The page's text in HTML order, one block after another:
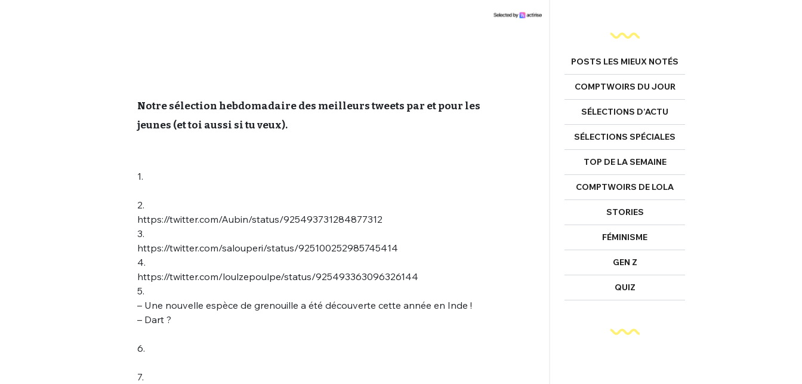
Notre sélection hebdomadaire des meilleurs tweets par et pour les
jeunes (et toi aussi si tu veux).
1.
2.
https://twitter.com/Aubin/status/925493731284877312
3.
https://twitter.com/salouperi/status/925100252985745414
4.
https://twitter.com/loulzepoulpe/status/925493363096326144
5.
– Une nouvelle espèce de grenouille a été découverte cette année en Inde !
– Dart ?
6.
7.
POSTS LES MIEUX NOTÉS
COMPTWOIRS DU JOUR
SÉLECTIONS D’ACTU
SÉLECTIONS SPÉCIALES
TOP DE LA SEMAINE
COMPTWOIRS DE LOLA
STORIES
FÉMINISME
GEN Z
QUIZ